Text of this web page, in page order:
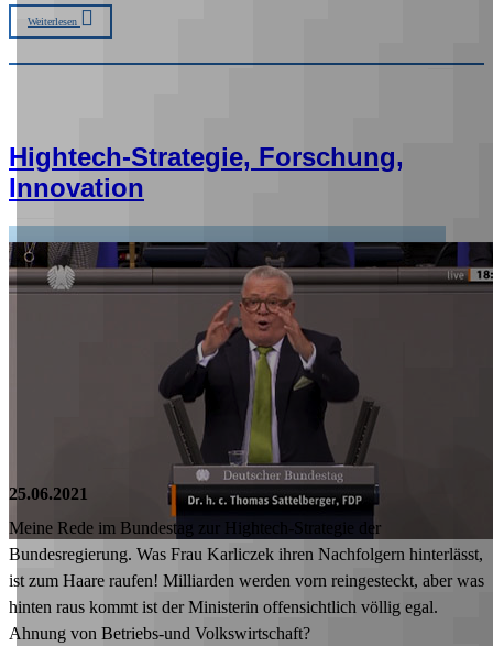
Weiterlesen
Hightech-Strategie, Forschung,
Innovation
25.06.2021
Meine Rede im Bundestag zur Hightech-Strategie der
Bundesregierung. Was Frau Karliczek ihren Nachfolgern hinterlässt,
ist zum Haare raufen! Milliarden werden vorn reingesteckt, aber was
hinten raus kommt ist der Ministerin offensichtlich völlig egal.
Ahnung von Betriebs-und Volkswirtschaft?